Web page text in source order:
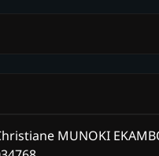
MUNOKI